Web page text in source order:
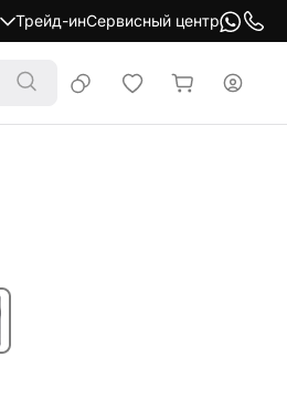
Трейд-инСервисный центр